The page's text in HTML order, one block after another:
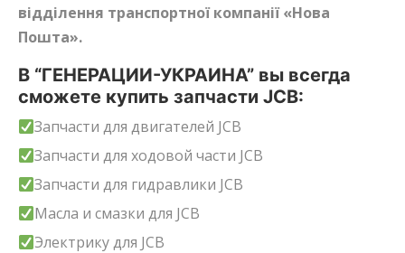
відділення транспортної компанії «Нова
Пошта».
В “ГЕНЕРАЦИИ-УКРАИНА” вы всегда
сможете купить запчасти JCB:
Запчасти для двигателей JCB
Запчасти для ходовой части JCB
Запчасти для гидравлики JCB
Масла и смазки для JCB
Электрику для JCB